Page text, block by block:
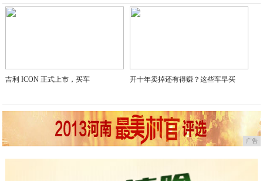
2021-03-04
吉利 ICON 正式上市，买车 开十年卖掉还有得赚？这些车早买
广告